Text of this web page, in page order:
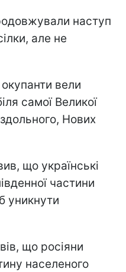
наступ
але не
окупанти вели
самої Великої
Нових
що українські
частини
уникнути
що росіяни
населеного